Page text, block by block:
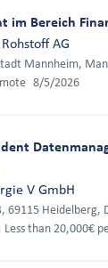
im Bereich
AG
Mannheim,
Published
8/5/2026
V GmbH
69115 Heidelberg,
Less than 20,000€